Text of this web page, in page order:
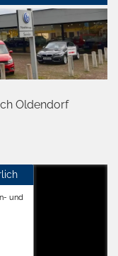
Oldendorf
und